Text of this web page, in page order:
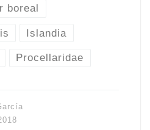
boreal
Islandia
Procellaridae